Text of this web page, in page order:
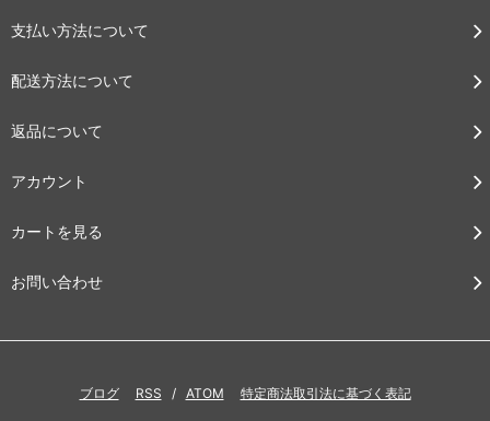
支払い方法について
配送方法について
返品について
アカウント
カートを見る
お問い合わせ
ブログ RSS / ATOM 特定商法取引法に基づく表記